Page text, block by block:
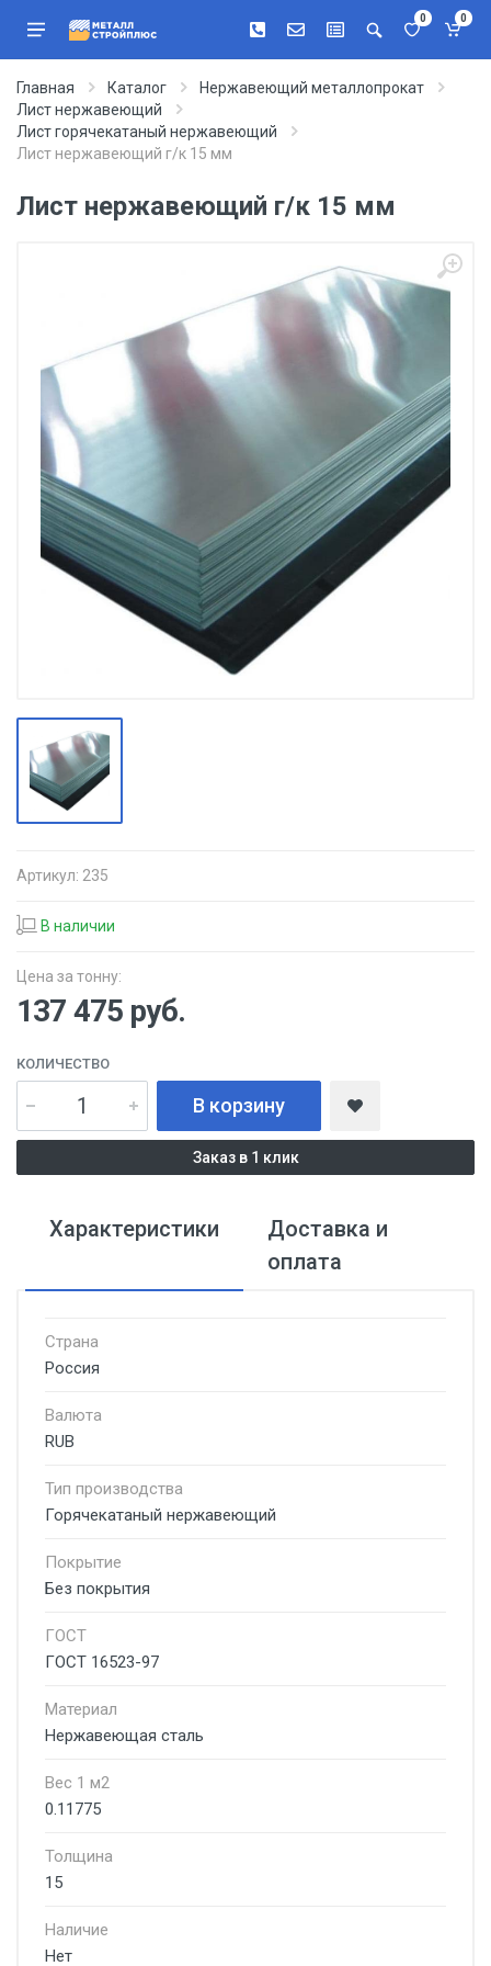
0 0
Главная Каталог
Нержавеющий металлопрокат
Лист нержавеющий
Лист горячекатаный нержавеющий
Лист нержавеющий г/к 15 мм
Лист нержавеющий г/к 15 мм
Артикул: 235
В наличии
Цена за тонну:
137 475 руб.
КОЛИЧЕСТВО
В корзину
Заказ в 1 клик
Характеристики
Доставка и
оплата
Страна
Россия
Валюта
RUB
Тип производства
Горячекатаный нержавеющий
Покрытие
Без покрытия
ГОСТ
ГОСТ 16523-97
Материал
Нержавеющая сталь
Вес 1 м2
0.11775
Толщина
15
Наличие
Нет